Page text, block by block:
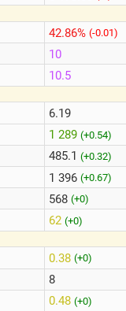
42.86% (-0.01)
10
10.5
6.19
1 289 (+0.54)
485.1 (+0.32)
1 396 (+0.67)
568 (+0)
62 (+0)
0.38 (+0)
8
0.48 (+0)